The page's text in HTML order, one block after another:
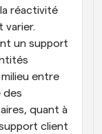
réactivité
varier.
un support
entre
des
quant à
client